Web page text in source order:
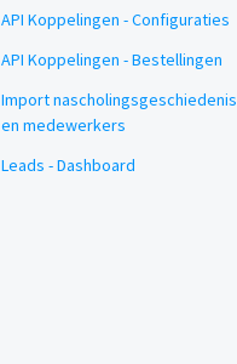
API Koppelingen - Configuraties
API Koppelingen - Bestellingen
Import nascholingsgeschiedenis
en medewerkers
Leads - Dashboard